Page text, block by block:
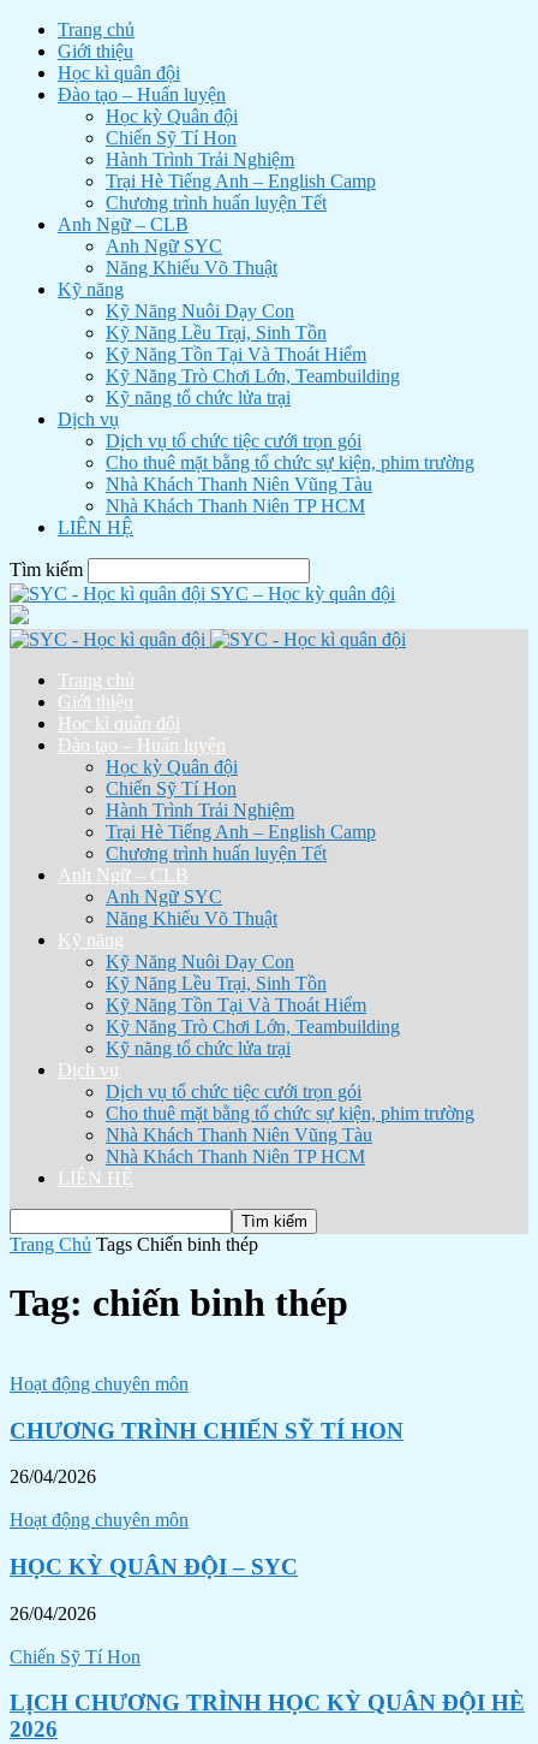
Trang chủ
Giới thiệu
Học kì quân đội
Đào tạo – Huấn luyện
Học kỳ Quân đội
Chiến Sỹ Tí Hon
Hành Trình Trải Nghiệm
Trại Hè Tiếng Anh – English Camp
Chương trình huấn luyện Tết
Anh Ngữ – CLB
Anh Ngữ SYC
Năng Khiếu Võ Thuật
Kỹ năng
Kỹ Năng Nuôi Dạy Con
Kỹ Năng Lều Trại, Sinh Tồn
Kỹ Năng Tồn Tại Và Thoát Hiểm
Kỹ Năng Trò Chơi Lớn, Teambuilding
Kỹ năng tổ chức lửa trại
Dịch vụ
Dịch vụ tổ chức tiệc cưới trọn gói
Cho thuê mặt bằng tổ chức sự kiện, phim trường
Nhà Khách Thanh Niên Vũng Tàu
Nhà Khách Thanh Niên TP HCM
LIÊN HỆ
Tìm kiếm
SYC – Học kỳ quân đội
Trang chủ
Giới thiệu
Học kì quân đội
Đào tạo – Huấn luyện
Học kỳ Quân đội
Chiến Sỹ Tí Hon
Hành Trình Trải Nghiệm
Trại Hè Tiếng Anh – English Camp
Chương trình huấn luyện Tết
Anh Ngữ – CLB
Anh Ngữ SYC
Năng Khiếu Võ Thuật
Kỹ năng
Kỹ Năng Nuôi Dạy Con
Kỹ Năng Lều Trại, Sinh Tồn
Kỹ Năng Tồn Tại Và Thoát Hiểm
Kỹ Năng Trò Chơi Lớn, Teambuilding
Kỹ năng tổ chức lửa trại
Dịch vụ
Dịch vụ tổ chức tiệc cưới trọn gói
Cho thuê mặt bằng tổ chức sự kiện, phim trường
Nhà Khách Thanh Niên Vũng Tàu
Nhà Khách Thanh Niên TP HCM
LIÊN HỆ
Trang Chủ Tags Chiến binh thép
Tag: chiến binh thép
Hoạt động chuyên môn
CHƯƠNG TRÌNH CHIẾN SỸ TÍ HON
26/04/2026
Hoạt động chuyên môn
HỌC KỲ QUÂN ĐỘI – SYC
26/04/2026
Chiến Sỹ Tí Hon
LỊCH CHƯƠNG TRÌNH HỌC KỲ QUÂN ĐỘI HÈ
2026